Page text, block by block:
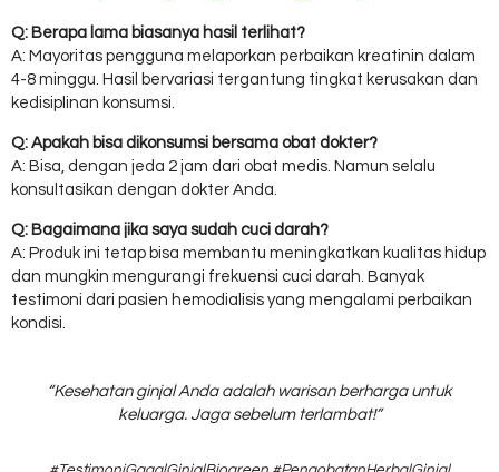
Q: Berapa lama biasanya hasil terlihat?
A: Mayoritas pengguna melaporkan perbaikan kreatinin dalam
4-8 minggu. Hasil bervariasi tergantung tingkat kerusakan dan
kedisiplinan konsumsi.
Q: Apakah bisa dikonsumsi bersama obat dokter?
A: Bisa, dengan jeda 2 jam dari obat medis. Namun selalu
konsultasikan dengan dokter Anda.
Q: Bagaimana jika saya sudah cuci darah?
A: Produk ini tetap bisa membantu meningkatkan kualitas hidup
dan mungkin mengurangi frekuensi cuci darah. Banyak
testimoni dari pasien hemodialisis yang mengalami perbaikan
kondisi.
“Kesehatan ginjal Anda adalah warisan berharga untuk
keluarga. Jaga sebelum terlambat!”